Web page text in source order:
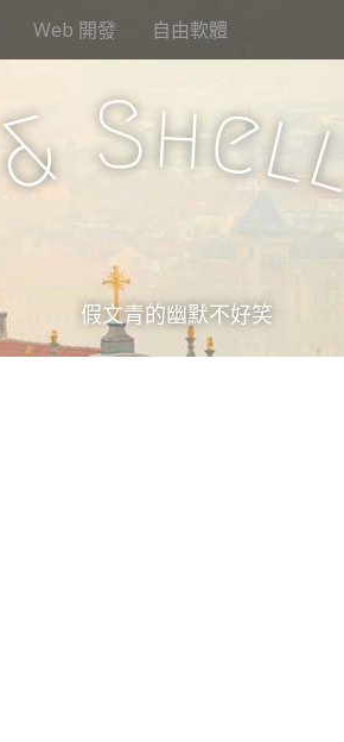
Web 開發 自由軟體
Shell
假文青的幽默不好笑